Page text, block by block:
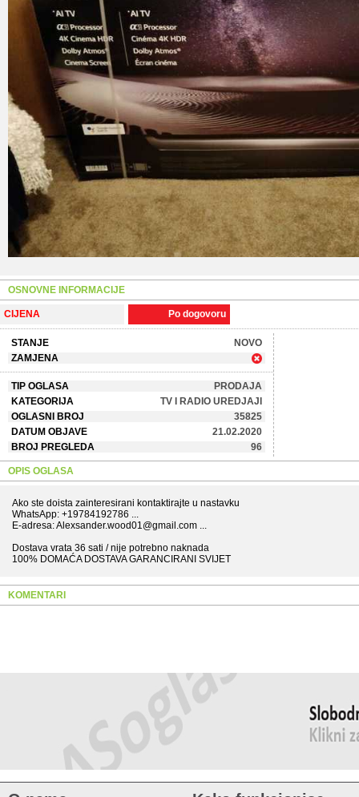
OSNOVNE INFORMACIJE
CIJENA Po dogovoru
STANJE
NOVO
ZAMJENA
TIP OGLASA
PRODAJA
KATEGORIJA
TV I RADIO UREDJAJI
OGLASNI BROJ
35825
DATUM OBJAVE
21.02.2020
BROJ PREGLEDA
96
OPIS OGLASA
Ako ste doista zainteresirani kontaktirajte u nastavku
WhatsApp: +19784192786 ...
E-adresa: Alexsander.wood01@gmail.com ...
Dostava vrata 36 sati / nije potrebno naknada
100% DOMAĆA DOSTAVA GARANCIRANI SVIJET
KOMENTARI